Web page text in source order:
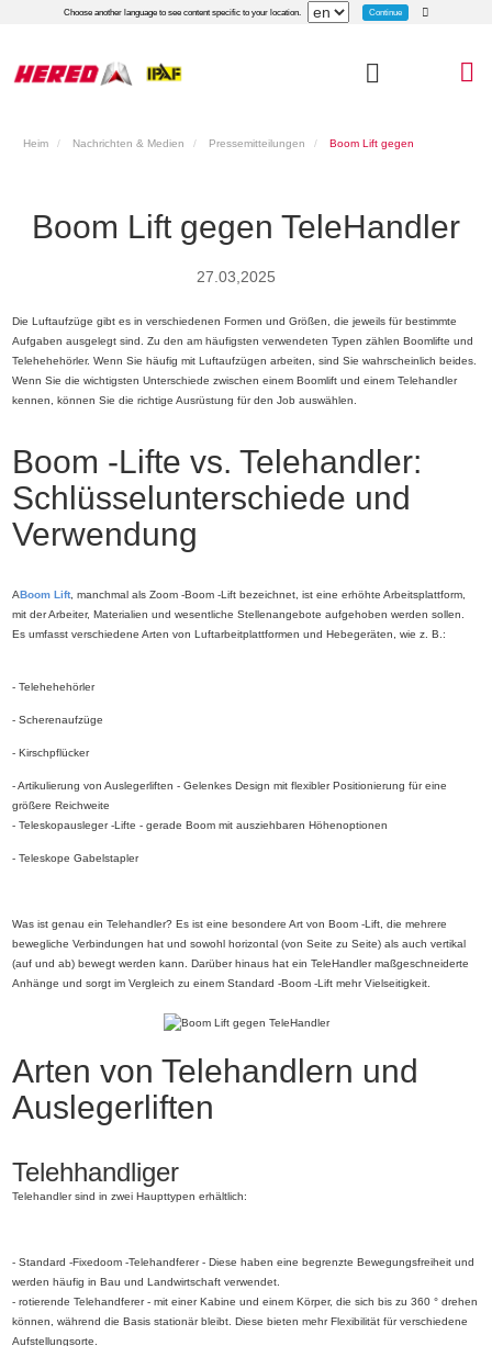
Choose another language to see content specific to your location. Continue
Heim Nachrichten & Medien Pressemitteilungen
Boom Lift gegen TeleHandler
27.03,2025
Die Luftaufzüge gibt es in verschiedenen Formen und Größen, die jeweils für bestimmte
Aufgaben ausgelegt sind. Zu den am häufigsten verwendeten Typen zählen Boomlifte und
Telehehehörler. Wenn Sie häufig mit Luftaufzügen arbeiten, sind Sie wahrscheinlich beides.
Wenn Sie die wichtigsten Unterschiede zwischen einem Boomlift und einem Telehandler
kennen, können Sie die richtige Ausrüstung für den Job auswählen.
Boom -Lifte vs. Telehandler:
Schlüsselunterschiede und
Verwendung
ABoom Lift, manchmal als Zoom -Boom -Lift bezeichnet, ist eine erhöhte Arbeitsplattform,
mit der Arbeiter, Materialien und wesentliche Stellenangebote aufgehoben werden sollen.
Es umfasst verschiedene Arten von Luftarbeitplattformen und Hebegeräten, wie z. B.:
- Telehehehörler
- Scherenaufzüge
- Kirschpflücker
- Artikulierung von Auslegerliften - Gelenkes Design mit flexibler Positionierung für eine
größere Reichweite
- Teleskopausleger -Lifte - gerade Boom mit ausziehbaren Höhenoptionen
- Teleskope Gabelstapler
Was ist genau ein Telehandler? Es ist eine besondere Art von Boom -Lift, die mehrere
bewegliche Verbindungen hat und sowohl horizontal (von Seite zu Seite) als auch vertikal
(auf und ab) bewegt werden kann. Darüber hinaus hat ein TeleHandler maßgeschneiderte
Anhänge und sorgt im Vergleich zu einem Standard -Boom -Lift mehr Vielseitigkeit.
Arten von Telehandlern und
Auslegerliften
Telehhandliger
Telehandler sind in zwei Haupttypen erhältlich:
- Standard -Fixedoom -Telehandferer - Diese haben eine begrenzte Bewegungsfreiheit und
werden häufig in Bau und Landwirtschaft verwendet.
- rotierende Telehandferer - mit einer Kabine und einem Körper, die sich bis zu 360 ° drehen
können, während die Basis stationär bleibt. Diese bieten mehr Flexibilität für verschiedene
Aufstellungsorte.